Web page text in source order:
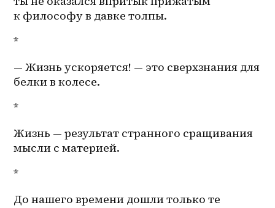
к философу в давке толпы.
*
— Жизнь ускоряется! — это сверхзнания для
белки в колесе.
*
Жизнь — результат странного сращивания
мысли с материей.
*
До нашего времени дошли только те